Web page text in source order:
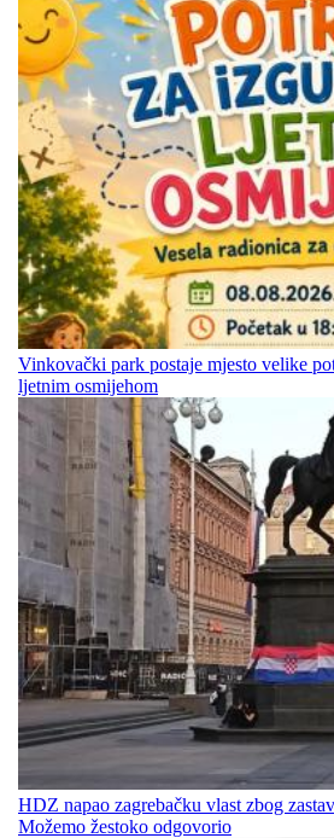
Vinkovački park postaje mjesto velike
ljetnim osmijehom
HDZ napao zagrebačku vlast zbog
Možemo žestoko odgovorio